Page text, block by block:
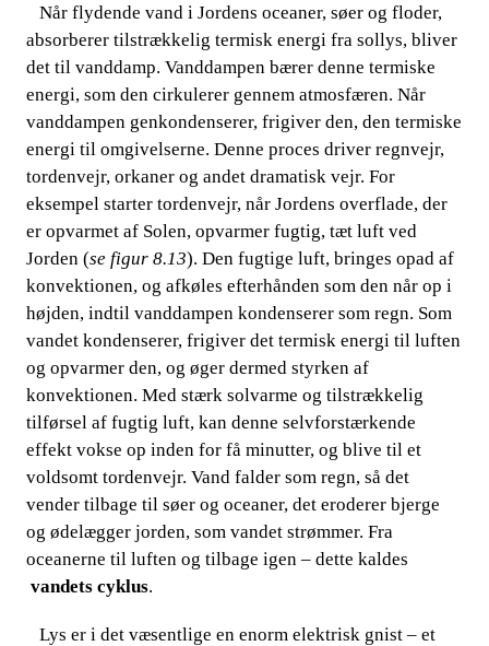
​​ ​​​​ Når flydende vand i Jordens oceaner, søer og floder,
absorberer tilstrækkelig termisk energi fra sollys, bliver
det til vanddamp. Vanddampen bærer denne termiske
energi, som den​​ cirkulerer gennem atmosfæren. Når
vanddampen genkondenserer, frigiver den, den termiske
energi til omgivelserne. Denne proces driver regnvejr,
tordenvejr, orkaner og andet dramatisk vejr. For
eksempel starter tordenvejr, når Jordens overflade, der
er opvarmet af Solen, opvarmer fugtig, tæt luft ved
Jorden (se figur 8.13). Den fugtige luft, bringes opad af
konvektionen, og afkøles efterhånden som den når op i
højden, indtil vanddampen kondenserer som regn. Som
vandet kondenserer, frigiver det termisk energi​​ til luften
og opvarmer den, og øger dermed styrken af
konvektionen. Med stærk solvarme og tilstrækkelig
tilførsel af fugtig luft, kan denne selvforstærkende
effekt vokse op inden for få minutter, og blive til et
voldsomt tordenvejr. Vand falder som regn, så det
vender tilbage til søer og oceaner, det eroderer bjerge
og ødelægger jorden, som vandet strømmer. Fra
oceanerne til luften og tilbage igen – dette kaldes​​
vandets cyklus.
​​ ​​​​ Lys er i det væsentlige en enorm elektrisk gnist – et